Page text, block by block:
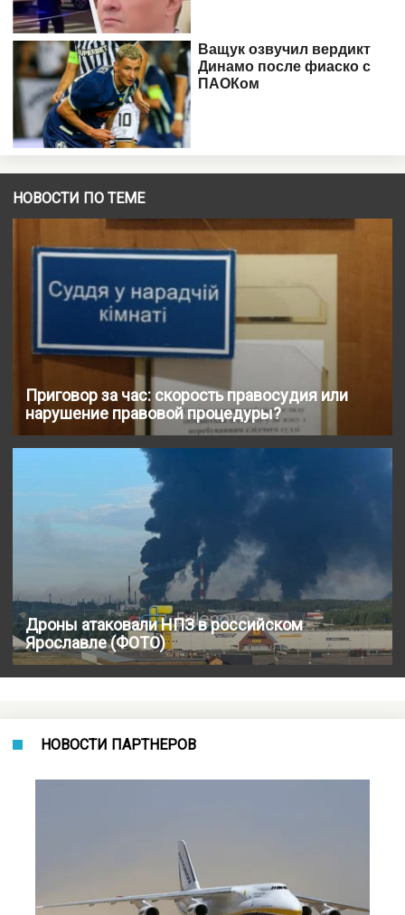
НОВОСТИ ПО ТЕМЕ
Приговор за час: скорость правосудия или
нарушение правовой процедуры?
Дроны атаковали НПЗ в российском
Ярославле (ФОТО)
НОВОСТИ ПАРТНЕРОВ